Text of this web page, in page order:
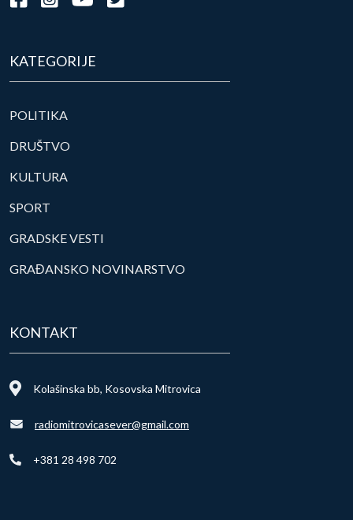
KATEGORIJE
POLITIKA
DRUŠTVO
KULTURA
SPORT
GRADSKE VESTI
GRAĐANSKO NOVINARSTVO
KONTAKT
Kolašinska bb, Kosovska Mitrovica
radiomitrovicasever@gmail.com
+381 28 498 702